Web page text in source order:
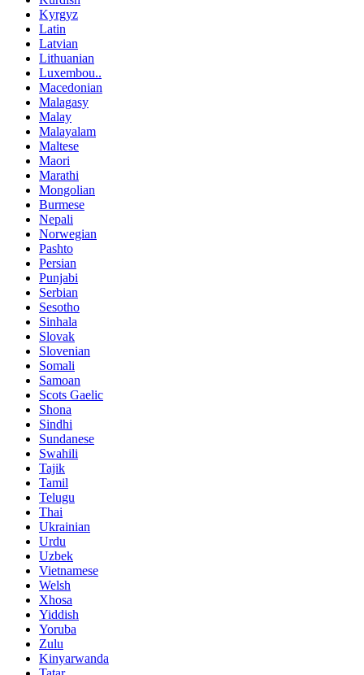
Kyrgyz
Latin
Latvian
Lithuanian
Luxembou..
Macedonian
Malagasy
Malay
Malayalam
Maltese
Maori
Marathi
Mongolian
Burmese
Nepali
Norwegian
Pashto
Persian
Punjabi
Serbian
Sesotho
Sinhala
Slovak
Slovenian
Somali
Samoan
Scots Gaelic
Shona
Sindhi
Sundanese
Swahili
Tajik
Tamil
Telugu
Thai
Ukrainian
Urdu
Uzbek
Vietnamese
Welsh
Xhosa
Yiddish
Yoruba
Zulu
Kinyarwanda